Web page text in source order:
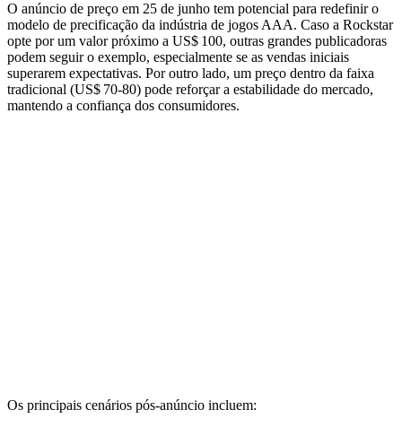
O anúncio de preço em 25 de junho tem potencial para redefinir o
modelo de precificação da indústria de jogos AAA. Caso a Rockstar
opte por um valor próximo a US$ 100, outras grandes publicadoras
podem seguir o exemplo, especialmente se as vendas iniciais
superarem expectativas. Por outro lado, um preço dentro da faixa
tradicional (US$ 70‑80) pode reforçar a estabilidade do mercado,
mantendo a confiança dos consumidores.
Os principais cenários pós‑anúncio incluem: